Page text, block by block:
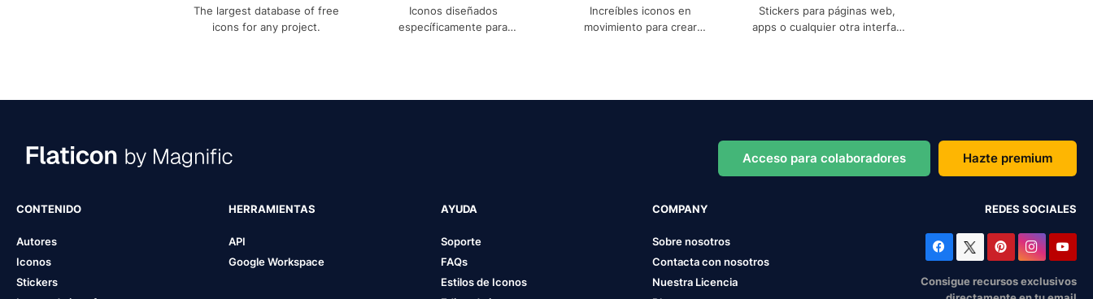
The largest database of free
icons for any project.
Iconos diseñados
específicamente para
Increíbles iconos en
movimiento para crear
Stickers para páginas web,
apps o cualquier otra interfaz
Acceso para colaboradores Hazte premium
CONTENIDO
Autores
Iconos
Stickers
HERRAMIENTAS
API
Google Workspace
AYUDA
Soporte
FAQs
Estilos de Iconos
COMPANY
Sobre nosotros
Contacta con nosotros
Nuestra Licencia
REDES SOCIALES
Consigue recursos exclusivos